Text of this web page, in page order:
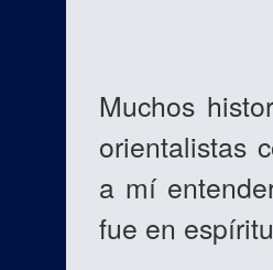
Muchos
orientalistas
a mí
fue en